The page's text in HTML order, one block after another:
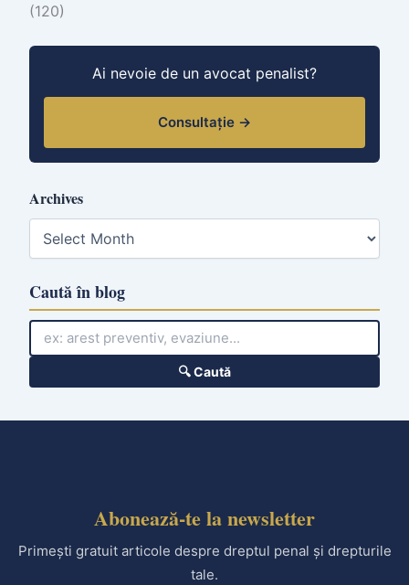
(120)
Ai nevoie de un avocat penalist?
Consultație →
Archives
A
c
i
v
s
Caută în blog
🔍 Caută
Abonează-te la newsletter
Primești gratuit articole despre dreptul penal și drepturile
tale.